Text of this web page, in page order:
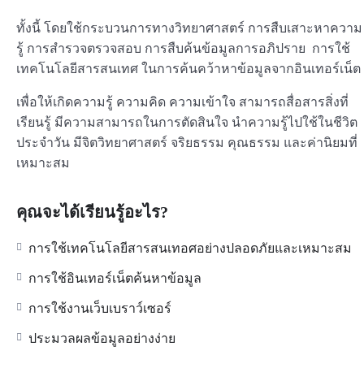
ทั้งนี้ โดยใช้กระบวนการทางวิทยาศาสตร์ การสืบเสาะหาความ
รู้ การสำรวจตรวจสอบ การสืบค้นข้อมูลการอภิปราย การใช้
เทคโนโลยีสารสนเทศ ในการค้นคว้าหาข้อมูลจากอินเทอร์เน็ต
เพื่อให้เกิดความรู้ ความคิด ความเข้าใจ สามารถสื่อสารสิ่งที่
เรียนรู้ มีความสามารถในการตัดสินใจ นำความรู้ไปใช้ในชีวิต
ประจำวัน มีจิตวิทยาศาสตร์ จริยธรรม คุณธรรม และค่านิยมที่
เหมาะสม
คุณจะได้เรียนรู้อะไร?
การใช้เทคโนโลยีสารสนเทอศอย่างปลอดภัยและเหมาะสม
การใช้อินเทอร์เน็ตค้นหาข้อมูล
การใช้งานเว็บเบราว์เซอร์
ประมวลผลข้อมูลอย่างง่าย